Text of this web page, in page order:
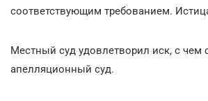
соответствующим требованием.
Местный суд удовлетворил иск, с чем
апелляционный суд.